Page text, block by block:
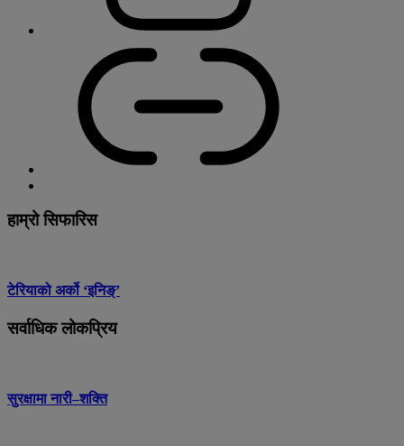
हाम्रो सिफारिस
टेरियाको अर्को ‘इनिङ्’
सर्वाधिक लोकप्रिय
सुरक्षामा नारी–शक्ति